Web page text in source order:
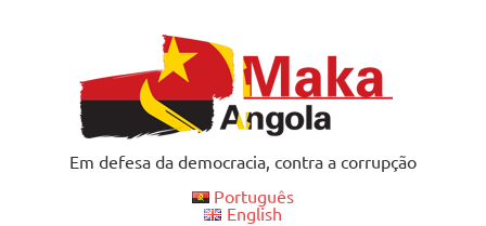
Em defesa da democracia, contra a corrupção
Português
English